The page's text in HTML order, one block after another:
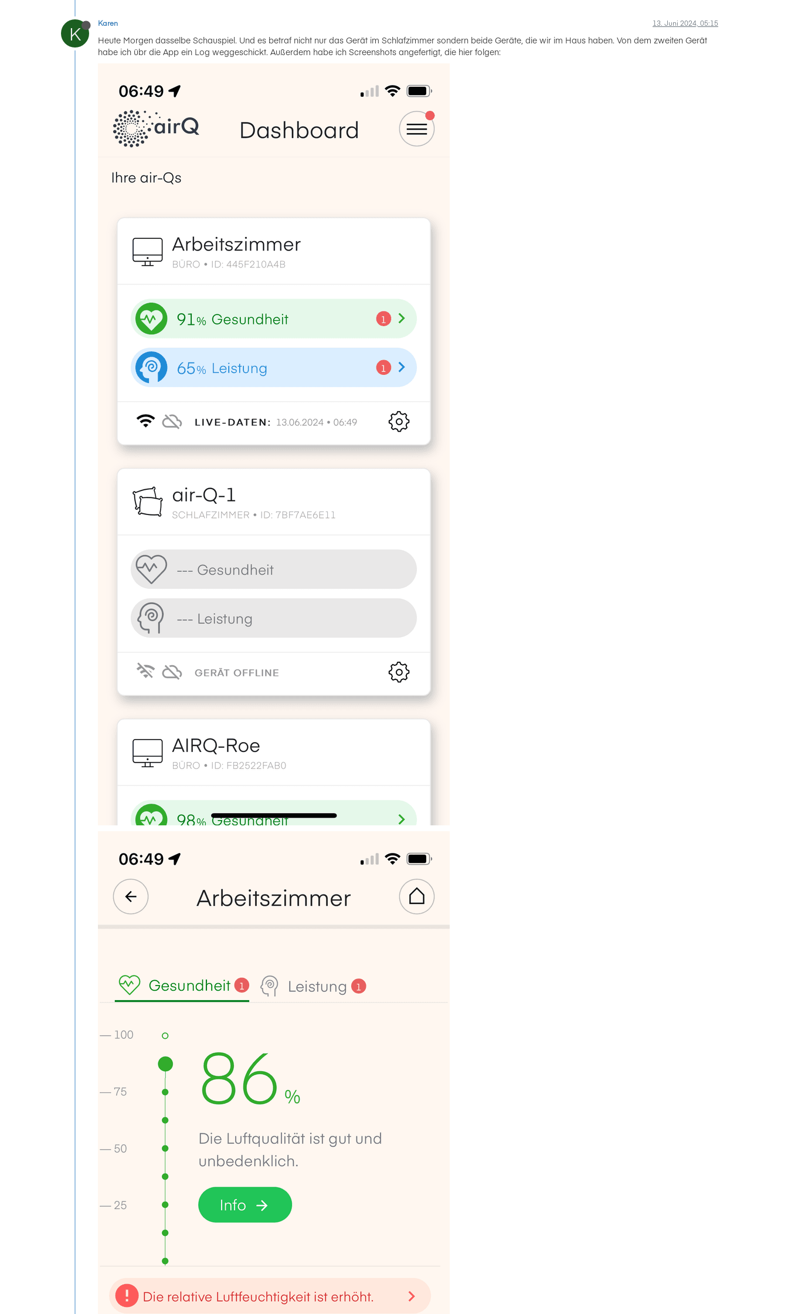
K Karen 13. Juni 2024, 05:15
Heute Morgen dasselbe Schauspiel. Und es betraf nicht nur das Gerät im Schlafzimmer sondern beide Geräte, die wir im Haus haben. Von dem zweiten Gerät
habe ich übr die App ein Log weggeschickt. Außerdem habe ich Screenshots angefertigt, die hier folgen: